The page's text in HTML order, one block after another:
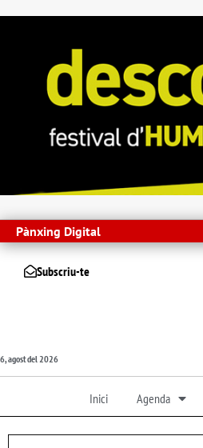
Pànxing Digital
Subscriu-te
6, agost del 2026
Inici Agenda